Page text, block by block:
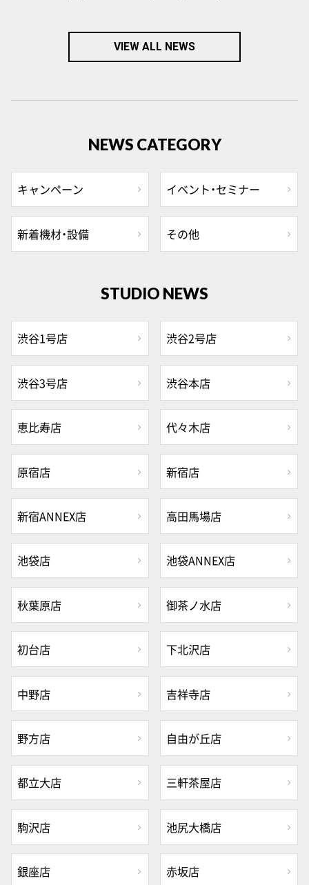
VIEW ALL NEWS
NEWS CATEGORY
キャンペーン イベント・セミナー
新着機材・設備 その他
STUDIO NEWS
渋谷1号店 渋谷2号店
渋谷3号店 渋谷本店
恵比寿店 代々木店
原宿店 新宿店
新宿ANNEX店 高田馬場店
池袋店 池袋ANNEX店
秋葉原店 御茶ノ水店
初台店 下北沢店
中野店 吉祥寺店
野方店 自由が丘店
都立大店 三軒茶屋店
駒沢店 池尻大橋店
銀座店 赤坂店